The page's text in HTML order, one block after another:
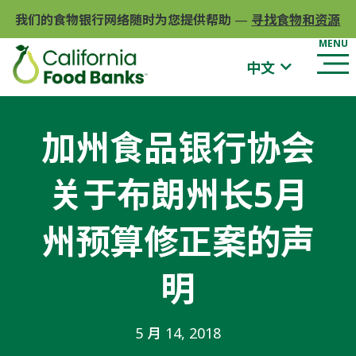
我们的食物银行网络随时为您提供帮助 — 寻找食物和资源
中文
加州食品银行协会
关于布朗州长5月
州预算修正案的声
明
5 月 14, 2018